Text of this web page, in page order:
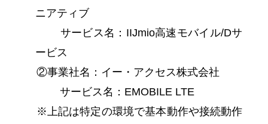
ニアティブ
サービス名：IIJmio高速モバイル/Dサ
ービス
②事業社名：イー・アクセス株式会社
サービス名：EMOBILE LTE
※上記は特定の環境で基本動作や接続動作